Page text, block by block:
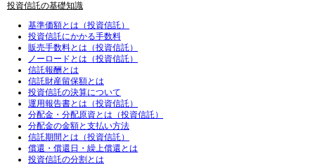
投資信託の基礎知識
基準価額とは（投資信託）
投資信託にかかる手数料
販売手数料とは（投資信託）
ノーロードとは（投資信託）
信託報酬とは
信託財産留保額とは
投資信託の決算について
運用報告書とは（投資信託）
分配金・分配原資とは（投資信託）
分配金の金額と支払い方法
信託期間とは（投資信託）
償還・償還日・繰上償還とは
投資信託の分割とは